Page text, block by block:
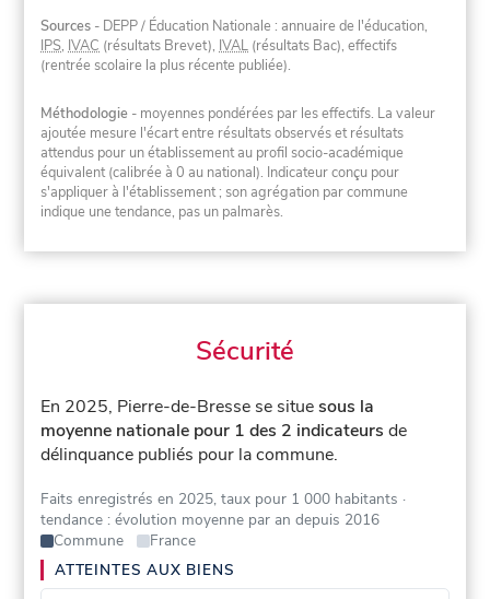
Sources - DEPP / Éducation Nationale : annuaire de l'éducation,
IPS, IVAC (résultats Brevet), IVAL (résultats Bac), effectifs
(rentrée scolaire la plus récente publiée).
Méthodologie - moyennes pondérées par les effectifs. La valeur
ajoutée mesure l'écart entre résultats observés et résultats
attendus pour un établissement au profil socio-académique
équivalent (calibrée à 0 au national). Indicateur conçu pour
s'appliquer à l'établissement ; son agrégation par commune
indique une tendance, pas un palmarès.
Sécurité
En 2025, Pierre-de-Bresse se situesous la
moyenne nationale pour 1 des 2 indicateurs de
délinquance publiés pour la commune.
Faits enregistrés en 2025, taux pour 1 000 habitants ·
tendance : évolution moyenne par an depuis 2016
Commune
France
ATTEINTES AUX BIENS